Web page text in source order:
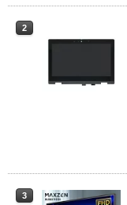
2
3